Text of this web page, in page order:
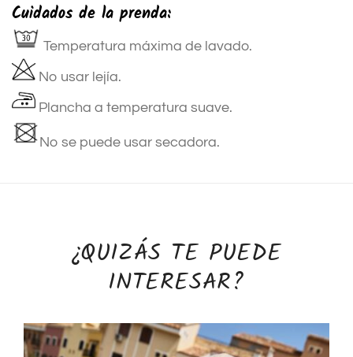
Cuidados de la prenda:
Temperatura máxima de lavado.
No usar lejía.
Plancha a temperatura suave.
No se puede usar secadora.
¿QUIZÁS TE PUEDE
INTERESAR?